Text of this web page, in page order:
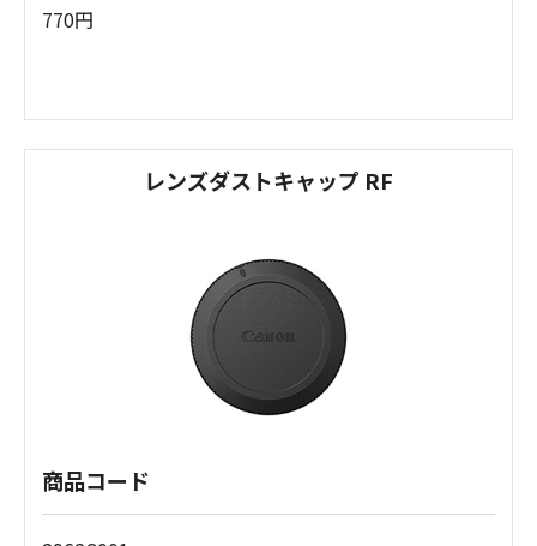
770円
レンズダストキャップ RF
商品コード